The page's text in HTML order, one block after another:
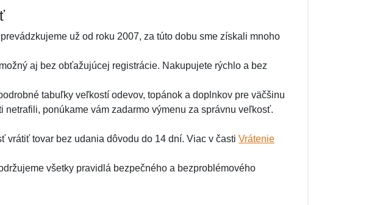
už od roku 2007, za túto dobu sme získali mnoho
aj bez obťažujúcej registrácie. Nakupujete rýchlo a bez
tabuľky veľkostí odevov, topánok a doplnkov pre väčšinu
netrafili, ponúkame vám zadarmo výmenu za správnu veľkosť.
vrátiť tovar bez udania dôvodu do 14 dní. Viac v časti Vrátenie
všetky pravidlá bezpečného a bezproblémového